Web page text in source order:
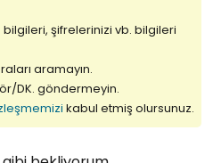
şifrelerinizi vb. bilgileri
aramayın.
DK. göndermeyin.
kabul etmiş olursunuz.